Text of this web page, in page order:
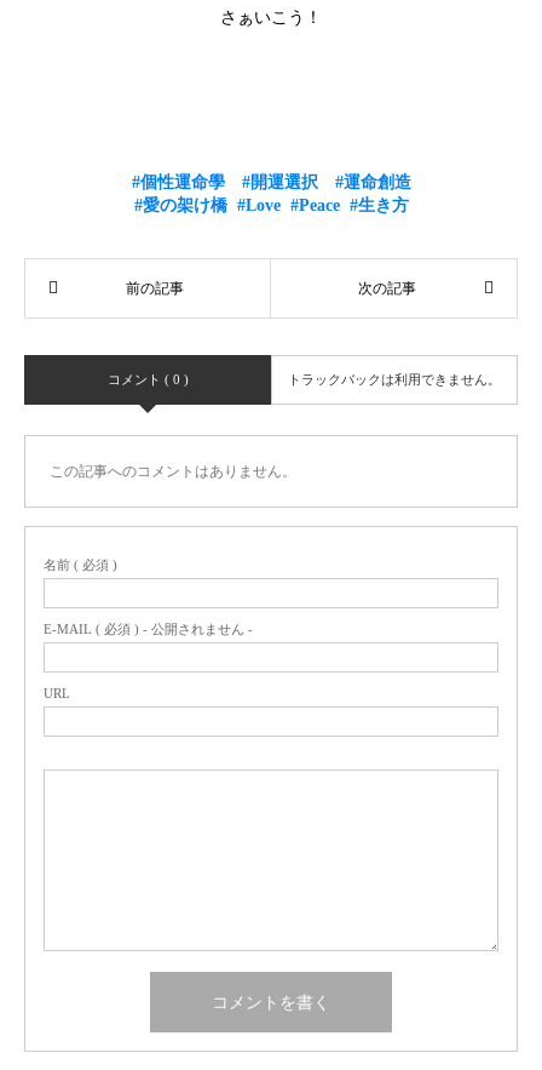
さぁいこう！
#個性運命學 #開運選択
#運命創造
#愛の架け橋 #Love #Peace #生き方
コメント ( 0 ) トラックバックは利用できません。
この記事へのコメントはありません。
名前 ( 必須 )
E-MAIL ( 必須 ) - 公開されません -
URL